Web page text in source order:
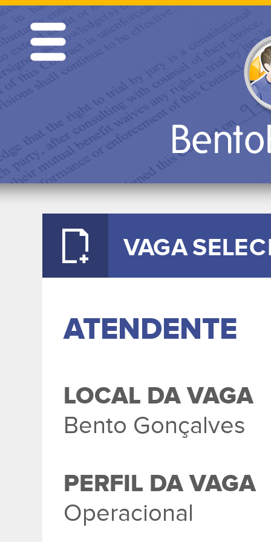
ATENDENTE
LOCAL DA VAGA
Bento Gonçalves
PERFIL DA VAGA
Operacional